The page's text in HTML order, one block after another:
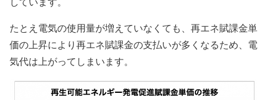
たとえ電気の使用量が増えていなくても、再エネ賦課金単
価の上昇により再エネ賦課金の支払いが多くなるため、電
気代は上がってしまいます。